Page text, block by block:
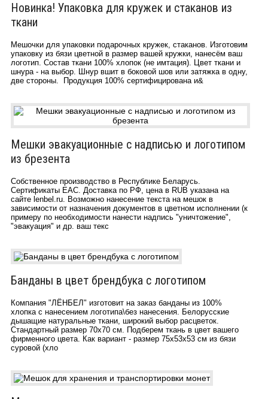
Новинка! Упаковка для кружек и стаканов из
ткани
Мешочки для упаковки подарочных кружек, стаканов. Изготовим
упаковку из бязи цветной в размер вашей кружки, нанесём ваш
логотип. Состав ткани 100% хлопок (не имтация). Цвет ткани и
шнура - на выбор. Шнур вшит в боковой шов или затяжка в одну,
две стороны. Продукция 100% сертифицирована и&
Мешки эвакуационные с надписью и логотипом
из брезента
Собственное производство в Республике Беларусь.
Сертификаты ЕАС. Доставка по РФ, цена в RUB указана на
сайте lenbel.ru. Возможно нанесение текста на мешок в
зависимости от назначения документов в цветном исполнении (к
примеру по необходимости нанести надпись "уничтожение",
"эвакуация" и др. ваш текс
Банданы в цвет брендбука с логотипом
Компания "ЛЁНБЕЛ" изготовит на заказ банданы из 100%
хлопка с нанесением логотипа\без нанесения. Белорусские
дышащие натуральные ткани, широкий выбор расцветок.
Стандартный размер 70х70 см. Подберем ткань в цвет вашего
фирменного цвета. Как вариант - размер 75х53х53 см из бязи
суровой (хло